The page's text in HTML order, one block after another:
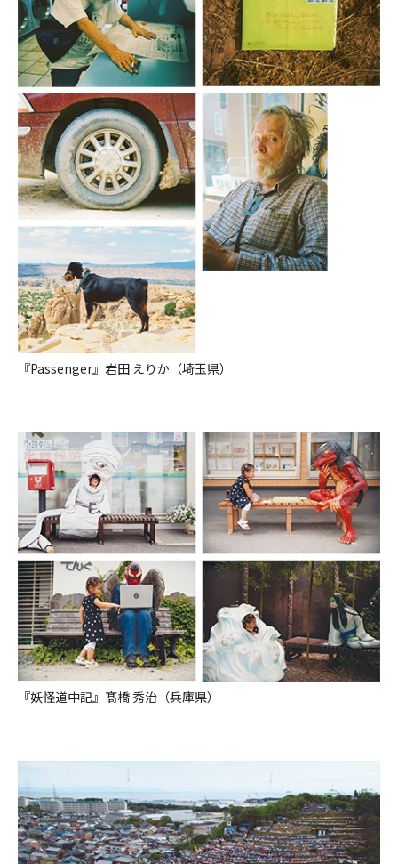
『Passenger』岩田 えりか（埼玉県）
『妖怪道中記』髙橋 秀治（兵庫県）